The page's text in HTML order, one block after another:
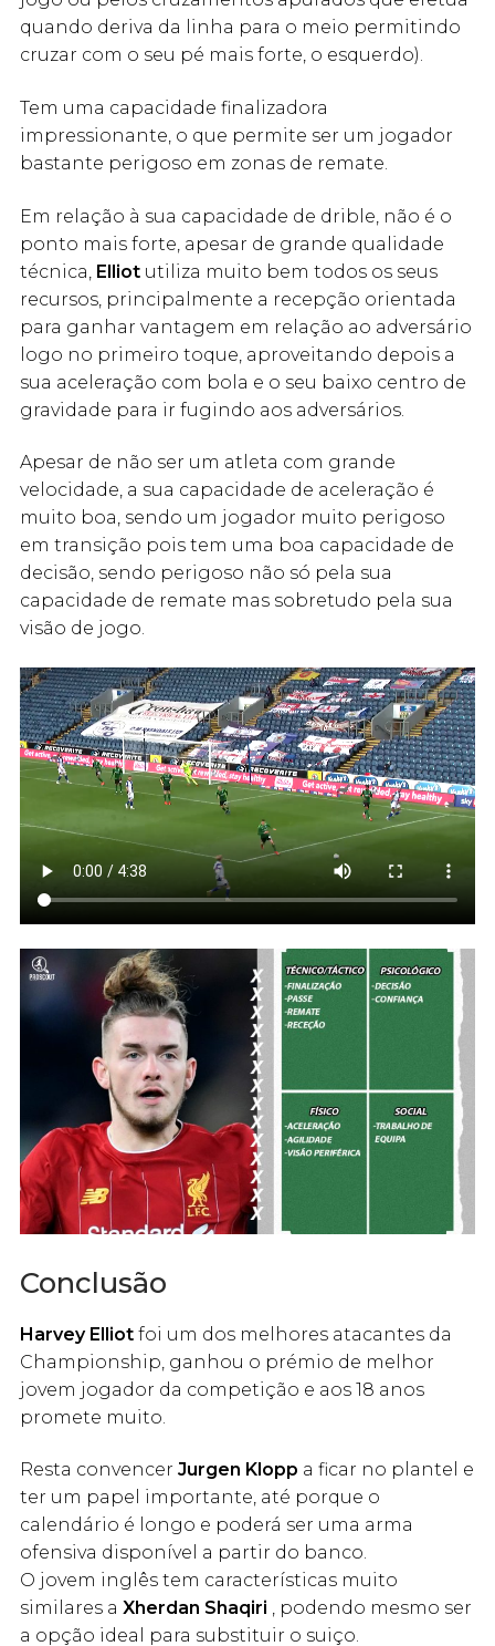
quando deriva da linha para o meio permitindo
cruzar com o seu pé mais forte, o esquerdo).
Tem uma capacidade finalizadora
impressionante, o que permite ser um jogador
bastante perigoso em zonas de remate.
Em relação à sua capacidade de drible, não é o
ponto mais forte, apesar de grande qualidade
técnica, Elliot utiliza muito bem todos os seus
recursos, principalmente a recepção orientada
para ganhar vantagem em relação ao adversário
logo no primeiro toque, aproveitando depois a
sua aceleração com bola e o seu baixo centro de
gravidade para ir fugindo aos adversários.
Apesar de não ser um atleta com grande
velocidade, a sua capacidade de aceleração é
muito boa, sendo um jogador muito perigoso
em transição pois tem uma boa capacidade de
decisão, sendo perigoso não só pela sua
capacidade de remate mas sobretudo pela sua
visão de jogo.
Conclusão
Harvey Elliot foi um dos melhores atacantes da
Championship, ganhou o prémio de melhor
jovem jogador da competição e aos 18 anos
promete muito.
Resta convencer Jurgen Klopp a ficar no plantel e
ter um papel importante, até porque o
calendário é longo e poderá ser uma arma
ofensiva disponível a partir do banco.
O jovem inglês tem características muito
similares a Xherdan Shaqiri , podendo mesmo ser
a opção ideal para substituir o suiço.